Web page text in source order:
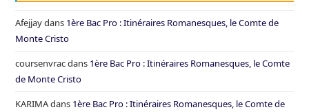
Afejjaydans 1ère Bac Pro : Itinéraires Romanesques, le Comte de
Monte Cristo
coursenvracdans 1ère Bac Pro : Itinéraires Romanesques, le Comte
de Monte Cristo
KARIMAdans 1ère Bac Pro : Itinéraires Romanesques, le Comte de